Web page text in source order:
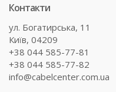
Контакти
ул. Богатирська, 11
Київ, 04209
+38 044 585-77-81
+38 044 585-77-82
info@cabelcenter.com.ua